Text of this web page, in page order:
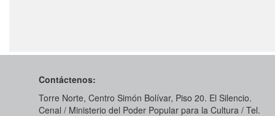
Contáctenos:
Torre Norte, Centro Simón Bolívar, Piso 20. El Silencio.
Cenal / Ministerio del Poder Popular para la Cultura / Tel.